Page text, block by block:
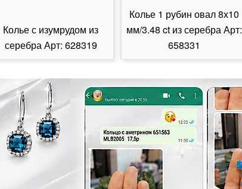
Колье с изумрудом из
серебра Арт: 628319
Колье 1 рубин овал 8х10
мм/3.48 ct из серебра Арт:
658331